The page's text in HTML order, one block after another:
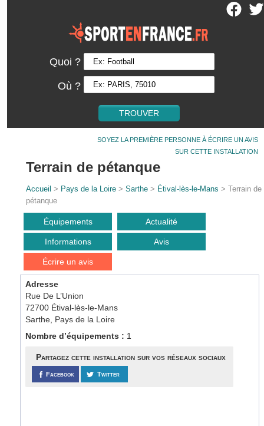
Quoi ?
Où ?
SOYEZ LA PREMIÈRE PERSONNE À ÉCRIRE UN AVIS
SUR CETTE INSTALLATION
Terrain de pétanque
Accueil > Pays de la Loire >Sarthe > Étival-lès-le-Mans > Terrain de
pétanque
Équipements Actualité
Informations Avis
Écrire un avis
Adresse
Rue De L’Union
72700 Étival-lès-le-Mans
Sarthe, Pays de la Loire
Nombre d’équipements : 1
Partagez cette installation sur vos réseaux sociaux
Facebook Twitter